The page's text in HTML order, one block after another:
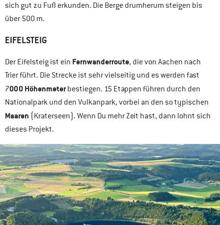
sich gut zu Fuß erkunden. Die Berge drumherum steigen bis
über 500 m.
EIFELSTEIG
Der Eifelsteig ist ein Fernwanderroute, die von Aachen nach
Trier führt. Die Strecke ist sehr vielseitig und es werden fast
7000 Höhenmeterbestiegen. 15 Etappen führen durch den
Nationalpark und den Vulkanpark, vorbei an den so typischen
Maaren (Kraterseen). Wenn Du mehr Zeit hast, dann lohnt sich
dieses Projekt.